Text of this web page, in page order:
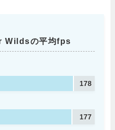
Wildsの平均fps
178
177